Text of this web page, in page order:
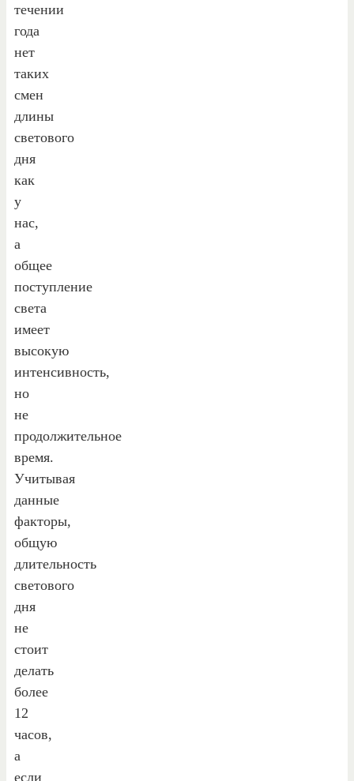
течении
года
нет
таких
смен
длины
светового
дня
как
у
нас,
а
общее
поступление
света
имеет
высокую
интенсивность,
но
не
продолжительное
время.
Учитывая
данные
факторы,
общую
длительность
светового
дня
не
стоит
делать
более
12
часов,
а
если